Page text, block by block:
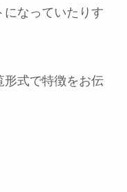
なっていたりす
形式で特徴をお伝